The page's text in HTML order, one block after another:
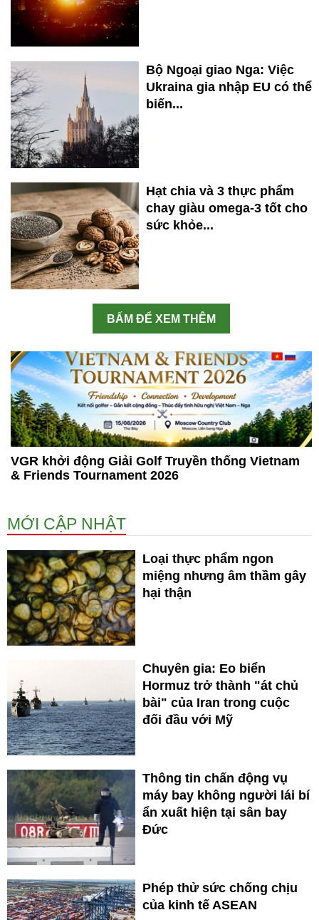
Bộ Ngoại giao Nga: Việc
Ukraina gia nhập EU có thể
biến...
Hạt chia và 3 thực phẩm
chay giàu omega-3 tốt cho
sức khỏe...
BẤM ĐỂ XEM THÊM
VGR khởi động Giải Golf Truyền thống Vietnam
& Friends Tournament 2026
MỚI CẬP NHẬT
Loại thực phẩm ngon
miệng nhưng âm thầm gây
hại thận
Chuyên gia: Eo biển
Hormuz trở thành "át chủ
bài" của Iran trong cuộc
đối đầu với Mỹ
Thông tin chấn động vụ
máy bay không người lái bí
ẩn xuất hiện tại sân bay
Đức
Phép thử sức chống chịu
của kinh tế ASEAN